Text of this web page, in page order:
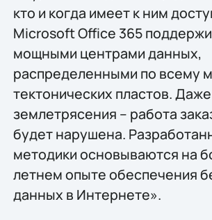
кто и когда имеет к ним
Microsoft Office 365
мощными центрами данных,
распределенными по всему
тектонических пластов.
землетрясения – работа
будет нарушена.
методики основываются на
летнем опыте обеспечения
данных в Интернете».